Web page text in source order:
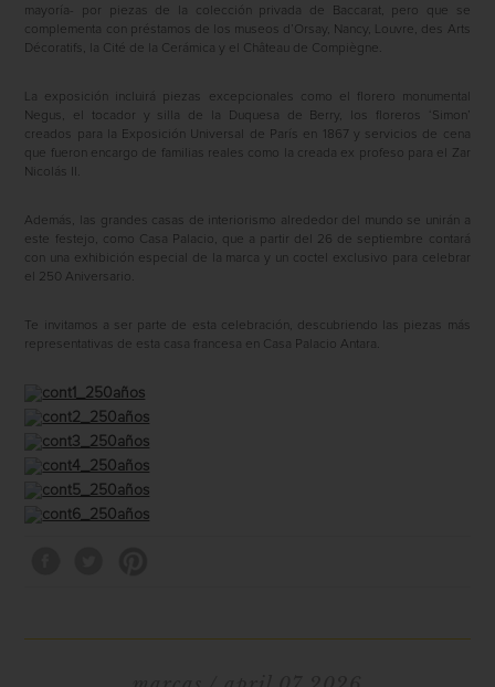
mayoría- por piezas de la colección privada de Baccarat, pero que se
complementa con préstamos de los museos d’Orsay, Nancy, Louvre, des Arts
Décoratifs, la Cité de la Cerámica y el Château de Compiègne.
La exposición incluirá piezas excepcionales como el florero monumental
Negus, el tocador y silla de la Duquesa de Berry, los floreros ‘Simon’
creados para la Exposición Universal de París en 1867 y servicios de cena
que fueron encargo de familias reales como la creada ex profeso para el Zar
Nicolás II.
Además, las grandes casas de interiorismo alrededor del mundo se unirán a
este festejo, como Casa Palacio, que a partir del 26 de septiembre contará
con una exhibición especial de la marca y un coctel exclusivo para celebrar
el 250 Aniversario.
Te invitamos a ser parte de esta celebración, descubriendo las piezas más
representativas de esta casa francesa en Casa Palacio Antara.